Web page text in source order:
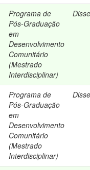
Programa de
Pós-Graduação
em
Desenvolvimento
Comunitário
(Mestrado
Interdisciplinar)
Programa de
Pós-Graduação
em
Desenvolvimento
Comunitário
(Mestrado
Interdisciplinar)